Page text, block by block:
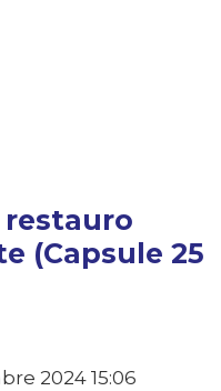
restauro
(Capsule 25
2024 15:06